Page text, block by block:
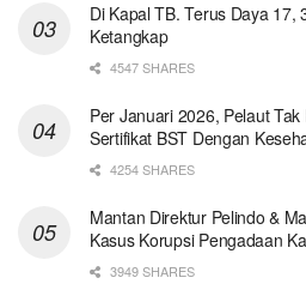
Di Kapal TB. Terus Daya 17,
Ketangkap
4547 SHARES
Per Januari 2026, Pelaut
Sertifikat BST Dengan
4254 SHARES
Mantan Direktur Pelindo &
Kasus Korupsi Pengadaan
3949 SHARES